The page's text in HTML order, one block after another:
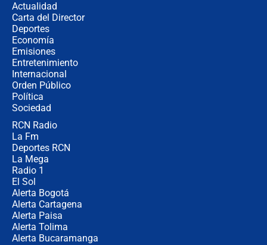
Actualidad
Carta del Director
Deportes
Economía
Emisiones
Entretenimiento
Internacional
Orden Público
Política
Sociedad
RCN Radio
La Fm
Deportes RCN
La Mega
Radio 1
El Sol
Alerta Bogotá
Alerta Cartagena
Alerta Paisa
Alerta Tolima
Alerta Bucaramanga